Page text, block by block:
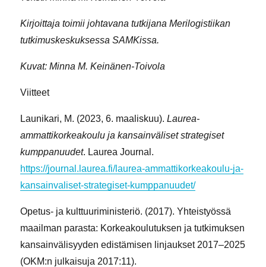
Kirjoittaja toimii johtavana tutkijana Merilogistiikan
tutkimuskeskuksessa SAMKissa.
Kuvat: Minna M. Keinänen-Toivola
Viitteet
Launikari, M. (2023, 6. maaliskuu).Laurea-
ammattikorkeakoulu ja kansainväliset strategiset
kumppanuudet. Laurea Journal.
https://journal.laurea.fi/laurea-ammattikorkeakoulu-ja-
kansainvaliset-strategiset-kumppanuudet/
Opetus- ja kulttuuriministeriö. (2017). Yhteistyössä
maailman parasta: Korkeakoulutuksen ja tutkimuksen
kansainvälisyyden edistämisen linjaukset 2017–2025
(OKM:n julkaisuja 2017:11).